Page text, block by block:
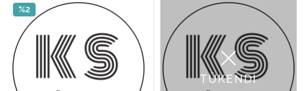
%2
TÜKENDİ